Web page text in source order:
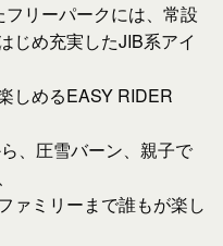
リーパークには、常設
じめ充実したJIB系アイ
しめるEASY RIDER
、圧雪バーン、親子で
ァミリーまで誰もが楽し